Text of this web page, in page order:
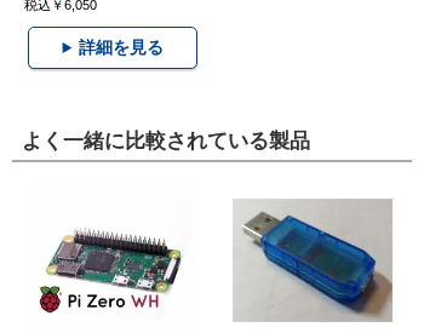
税込￥6,050
詳細を見る
よく一緒に比較されている製品